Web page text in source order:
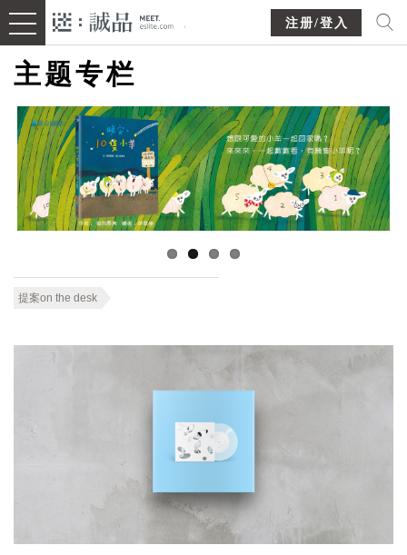
注册/登入
主题专栏
提案on the desk